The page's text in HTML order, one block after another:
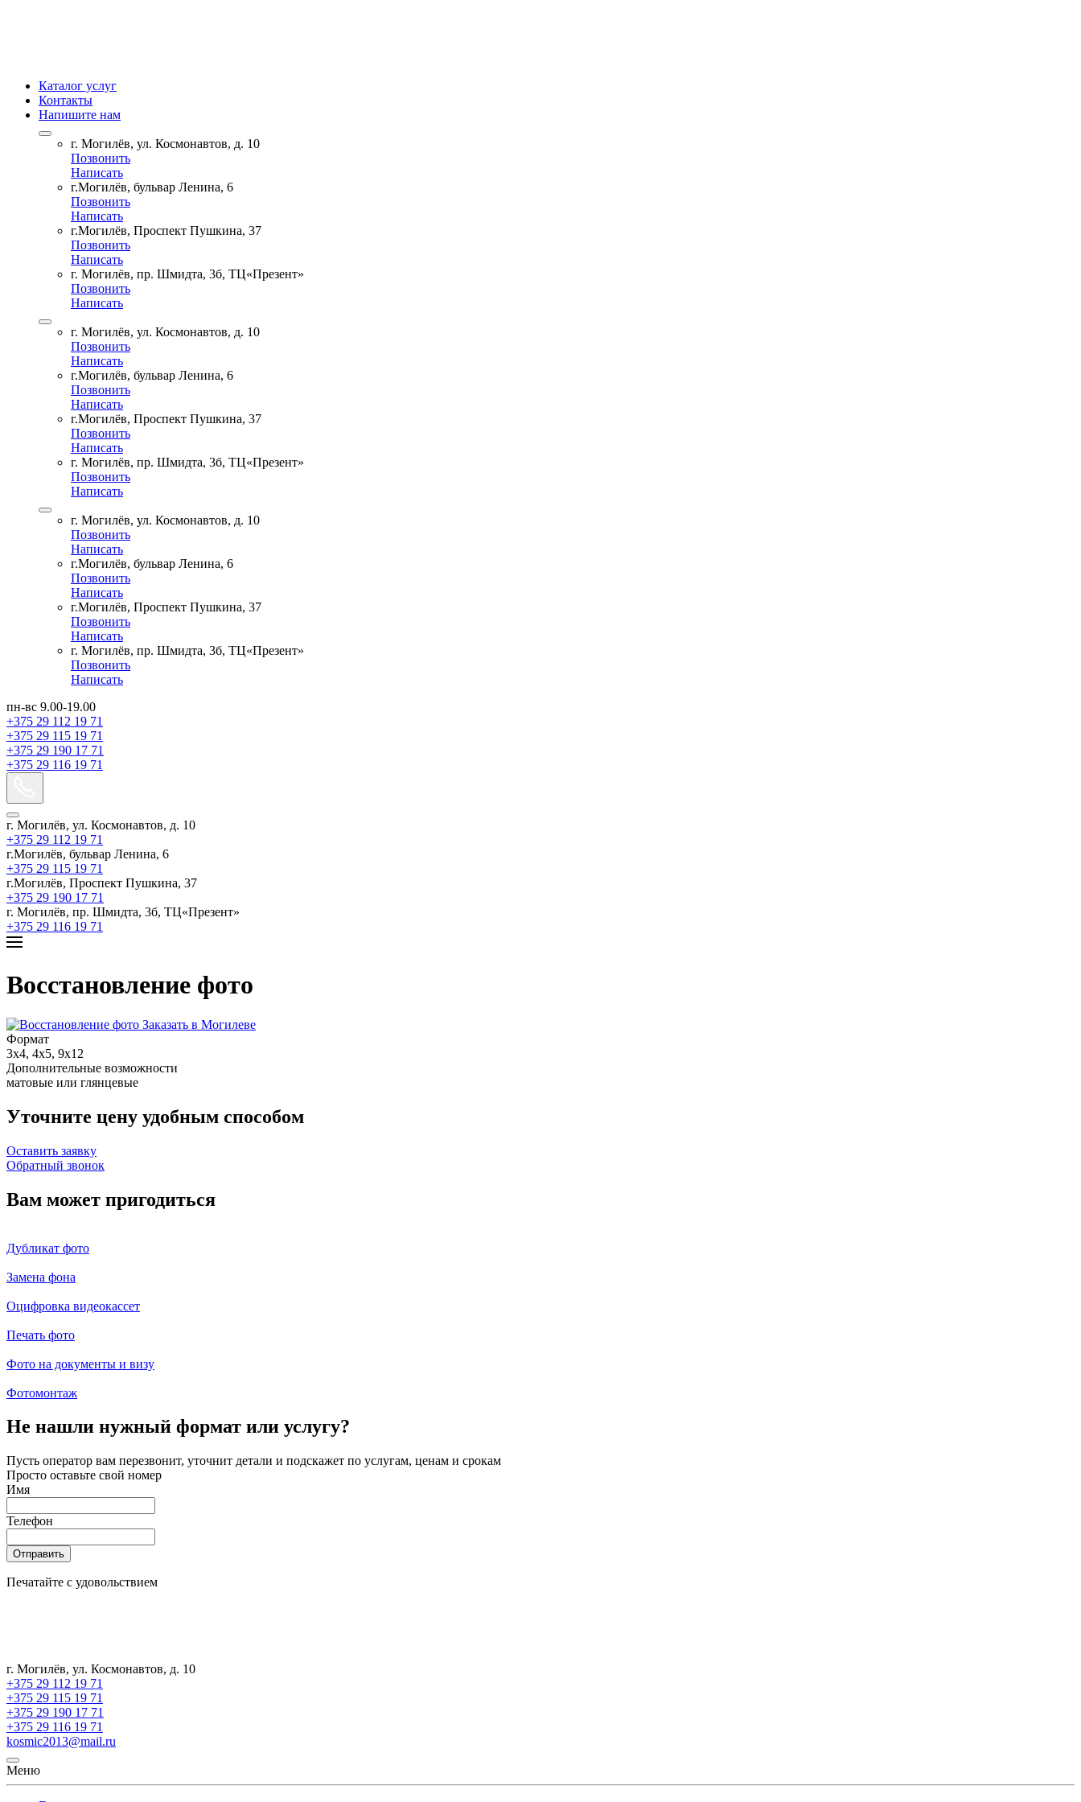
Каталог услуг
Контакты
Напишите нам
г. Могилёв, ул. Космонавтов, д. 10
Позвонить
Написать
г.Могилёв, бульвар Ленина, 6
Позвонить
Написать
г.Могилёв, Проспект Пушкина, 37
Позвонить
Написать
г. Могилёв, пр. Шмидта, 3б, ТЦ«Презент»
Позвонить
Написать
г. Могилёв, ул. Космонавтов, д. 10
Позвонить
Написать
г.Могилёв, бульвар Ленина, 6
Позвонить
Написать
г.Могилёв, Проспект Пушкина, 37
Позвонить
Написать
г. Могилёв, пр. Шмидта, 3б, ТЦ«Презент»
Позвонить
Написать
г. Могилёв, ул. Космонавтов, д. 10
Позвонить
Написать
г.Могилёв, бульвар Ленина, 6
Позвонить
Написать
г.Могилёв, Проспект Пушкина, 37
Позвонить
Написать
г. Могилёв, пр. Шмидта, 3б, ТЦ«Презент»
Позвонить
Написать
пн-вс 9.00-19.00
+375 29 112 19 71
+375 29 115 19 71
+375 29 190 17 71
+375 29 116 19 71
г. Могилёв, ул. Космонавтов, д. 10
+375 29 112 19 71
г.Могилёв, бульвар Ленина, 6
+375 29 115 19 71
г.Могилёв, Проспект Пушкина, 37
+375 29 190 17 71
г. Могилёв, пр. Шмидта, 3б, ТЦ«Презент»
+375 29 116 19 71
Восстановление фото
Формат
3х4, 4х5, 9х12
Дополнительные возможности
матовые или глянцевые
Уточните цену удобным способом
Оставить заявку
Обратный звонок
Вам может пригодиться
Дубликат фото
Замена фона
Оцифровка видеокассет
Печать фото
Фото на документы и визу
Фотомонтаж
Не нашли нужный формат или услугу?
Пусть оператор вам перезвонит, уточнит детали и подскажет по услугам, ценам и срокам
Просто оставьте свой номер
Имя
Телефон
Отправить
Печатайте с удовольствием
г. Могилёв, ул. Космонавтов, д. 10
+375 29 112 19 71
+375 29 115 19 71
+375 29 190 17 71
+375 29 116 19 71
kosmic2013@mail.ru
Меню